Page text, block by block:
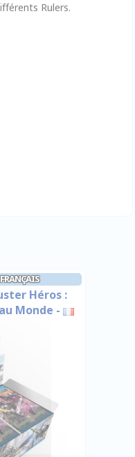
Rulers.
Héros :
Monde -